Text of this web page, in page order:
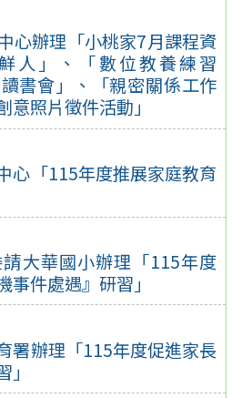
心辦理「小桃家7月課程資
人」、「數位教養練習
書會」、「親密關係工作
照片徵件活動」
心「115年度推展家庭教育
大華國小辦理「115年度
事件處遇』研習」
署辦理「115年度促進家長